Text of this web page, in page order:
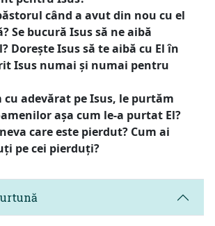
când a avut din nou cu el
Se bucură Isus să ne aibă
Dorește Isus să te aibă cu El în
Isus numai și numai pentru
cu adevărat pe Isus, le purtăm
așa cum le-a purtat El?
care este pierdut? Cum ai
pe cei pierduți?